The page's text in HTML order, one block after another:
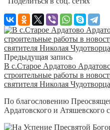
Предыдущая запись
В с.Старое Ардатово
строительные работы в
святителя Николая Чудотворца
По благословению
Ардатовского и Атяшевского